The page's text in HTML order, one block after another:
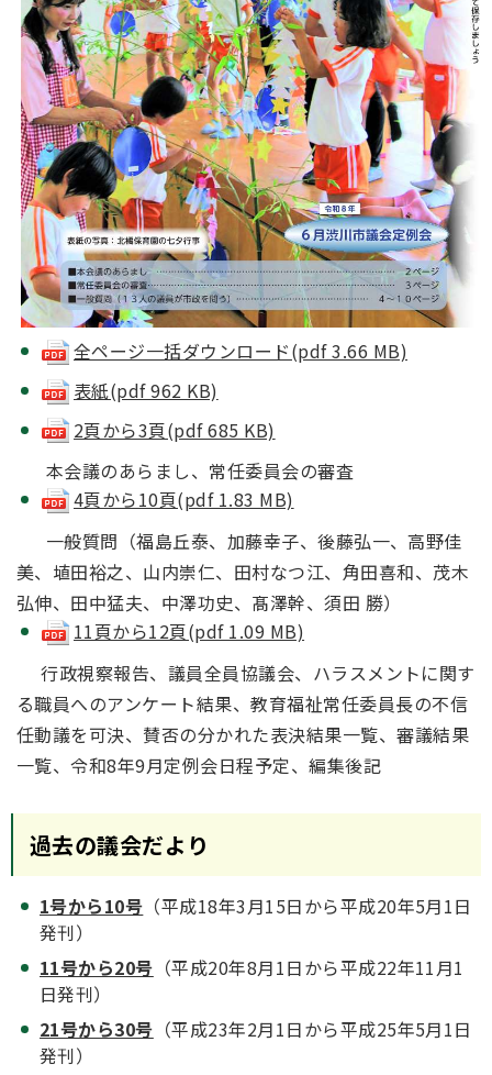
全ページ一括ダウンロード(pdf 3.66 MB)
表紙(pdf 962 KB)
2頁から3頁(pdf 685 KB)
本会議のあらまし、常任委員会の審査
4頁から10頁(pdf 1.83 MB)
一般質問（福島丘泰、加藤幸子、後藤弘一、高野佳
美、埴田裕之、山内崇仁、田村なつ江、角田喜和、茂木
弘伸、田中猛夫、中澤功史、髙澤幹、須田 勝）
11頁から12頁(pdf 1.09 MB)
行政視察報告、議員全員協議会、ハラスメントに関す
る職員へのアンケート結果、教育福祉常任委員長の不信
任動議を可決、賛否の分かれた表決結果一覧、審議結果
一覧、令和8年9月定例会日程予定、編集後記
過去の議会だより
1号から10号 （平成18年3月15日から平成20年5月1日
発刊）
11号から20号 （平成20年8月1日から平成22年11月1
日発刊）
21号から30号 （平成23年2月1日から平成25年5月1日
発刊）